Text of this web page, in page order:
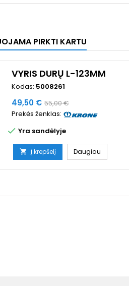
PIRKTI KARTU
VYRIS DURŲ L-123MM
Kodas: 5008261
Kaina
49,50 € Bazinė
kaina
55,00 €
Prekės ženklas:
 Yra sandėlyje
 Į krepšelį Daugiau